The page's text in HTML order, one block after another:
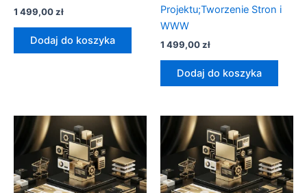
1 499,00zł
Dodaj do koszyka
Projektu;Tworzenie Stron i
WWW
1 499,00zł
Dodaj do koszyka